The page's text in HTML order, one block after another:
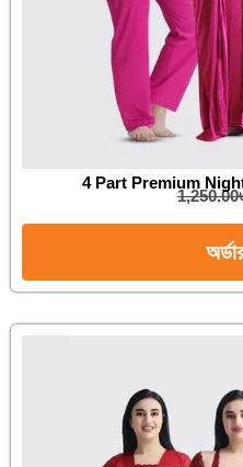
4 Part Premium
1,250.00